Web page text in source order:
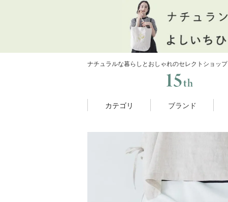
ナチュラルな暮らしとおしゃれのセレクトショップ
カテゴリ ブランド